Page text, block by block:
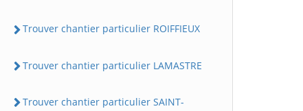
Trouver chantier particulier ROIFFIEUX
Trouver chantier particulier LAMASTRE
Trouver chantier particulier SAINT-